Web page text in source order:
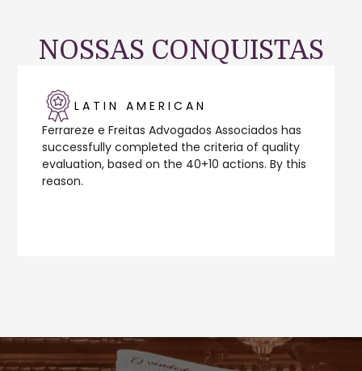
NOSSAS CONQUISTAS
ANITA GARIBALDI
O instituto Giuseppe e Anita Garibaldi conferiu
ao FFA o TROFÉU ANITA GARIBALDI em 2012 pelo
reconhecimento ao desempenho e dedicação
da profissão na comunidade em que atua.